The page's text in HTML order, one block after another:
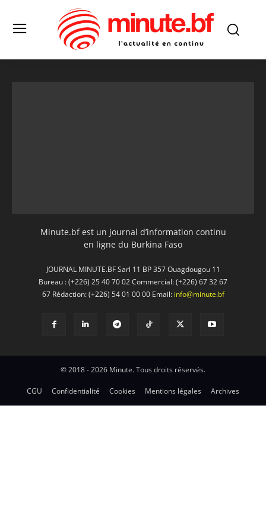
Minute.bf est un journal d’information continu
en ligne du Burkina Faso
JOURNAL MINUTE.BF Sarl 11 BP 357 Ouagdougou 11
Bureau : (+226) 25 40 70 02 Commercial: (+226) 67 32 67
67 Rédaction: (+226) 54 01 00 00 Email: info@minute.bf
© 2018 - 2026 Minute. Tous droits réservés.
CGU Confidentialité Cookies Mentions légales Archives